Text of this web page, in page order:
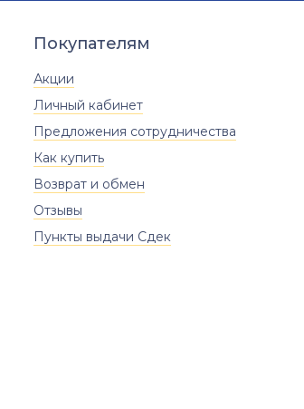
Покупателям
Акции
Личный кабинет
Предложения сотрудничества
Как купить
Возврат и обмен
Отзывы
Пункты выдачи Сдек